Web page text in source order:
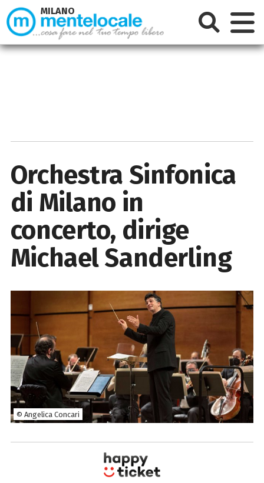
Orchestra Sinfonica
di Milano in
concerto, dirige
Michael Sanderling
© Angelica Concari
MILANO